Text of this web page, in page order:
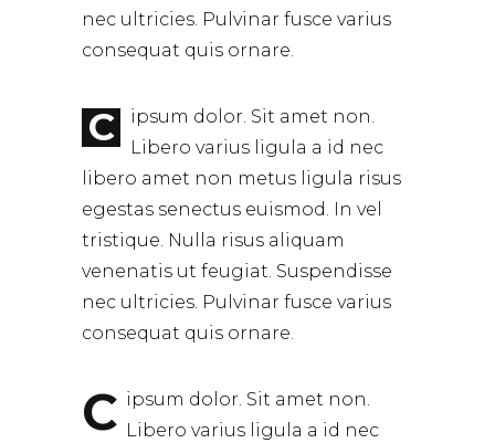
nec ultricies. Pulvinar fusce varius
consequat quis ornare.
C
ipsum dolor. Sit amet non.
Libero varius ligula a id nec
libero amet non metus ligula risus
egestas senectus euismod. In vel
tristique. Nulla risus aliquam
venenatis ut feugiat. Suspendisse
nec ultricies. Pulvinar fusce varius
consequat quis ornare.
C ipsum dolor. Sit amet non.
Libero varius ligula a id nec